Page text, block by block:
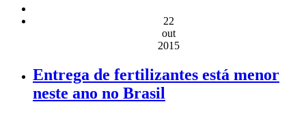
22
out
2015
Entrega de fertilizantes está menor
neste ano no Brasil